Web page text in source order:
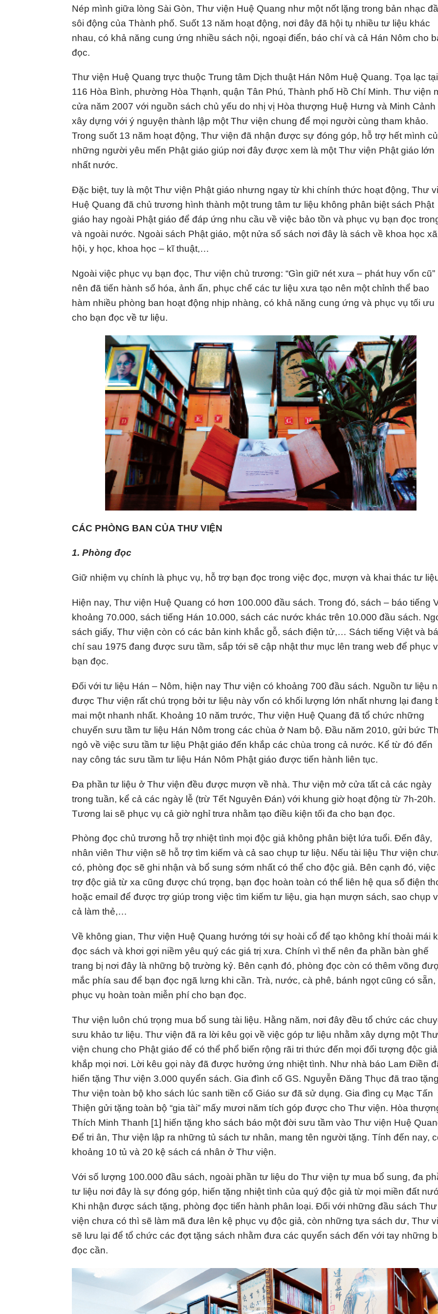
Nép mình giữa lòng Sài Gòn, Thư viện Huệ Quang như một nốt lặng trong bản nhạc
sôi động của Thành phố. Suốt 13 năm hoạt động, nơi đây đã hội tụ nhiều tư liệu khác
nhau, có khả năng cung ứng nhiều sách nội, ngoại điển, báo chí và cả Hán Nôm cho
đọc.
Thư viện Huệ Quang trực thuộc Trung tâm Dịch thuật Hán Nôm Huệ Quang. Tọa lạc tại
116 Hòa Bình, phường Hòa Thạnh, quận Tân Phú, Thành phố Hồ Chí Minh. Thư viện
cửa năm 2007 với nguồn sách chủ yếu do nhị vị Hòa thượng Huệ Hưng và Minh Cảnh
xây dựng với ý nguyện thành lập một Thư viện chung để mọi người cùng tham khảo.
Trong suốt 13 năm hoạt động, Thư viện đã nhận được sự đóng góp, hỗ trợ hết mình
những người yêu mến Phật giáo giúp nơi đây được xem là một Thư viện Phật giáo lớn
nhất nước.
Đặc biệt, tuy là một Thư viện Phật giáo nhưng ngay từ khi chính thức hoạt động, Thư
Huệ Quang đã chủ trương hình thành một trung tâm tư liệu không phân biệt sách Phật
giáo hay ngoài Phật giáo để đáp ứng nhu cầu về việc bảo tồn và phục vụ bạn đọc
và ngoài nước. Ngoài sách Phật giáo, một nửa số sách nơi đây là sách về khoa học xã
hội, y học, khoa học – kĩ thuật,…
Ngoài việc phục vụ bạn đọc, Thư viện chủ trương: “Gìn giữ nét xưa – phát huy vốn cũ”
nên đã tiến hành số hóa, ảnh ấn, phục chế các tư liệu xưa tạo nên một chỉnh thể bao
hàm nhiều phòng ban hoạt động nhịp nhàng, có khả năng cung ứng và phục vụ tối ưu
cho bạn đọc về tư liệu.
CÁC PHÒNG BAN CỦA THƯ VIỆN
1. Phòng đọc
Giữ nhiệm vụ chính là phục vụ, hỗ trợ bạn đọc trong việc đọc, mượn và khai thác tư
Hiện nay, Thư viện Huệ Quang có hơn 100.000 đầu sách. Trong đó, sách – báo tiếng
khoảng 70.000, sách tiếng Hán 10.000, sách các nước khác trên 10.000 đầu sách.
sách giấy, Thư viện còn có các bản kinh khắc gỗ, sách điện tử,… Sách tiếng Việt và
chí sau 1975 đang được sưu tầm, sắp tới sẽ cập nhật thư mục lên trang web để phục
bạn đọc.
Đối với tư liệu Hán – Nôm, hiện nay Thư viện có khoảng 700 đầu sách. Nguồn tư liệu
được Thư viện rất chú trọng bởi tư liệu này vốn có khối lượng lớn nhất nhưng lại đang
mai một nhanh nhất. Khoảng 10 năm trước, Thư viện Huệ Quang đã tổ chức những
chuyến sưu tầm tư liệu Hán Nôm trong các chùa ở Nam bộ. Đầu năm 2010, gửi bức
ngỏ về việc sưu tầm tư liệu Phật giáo đến khắp các chùa trong cả nước. Kể từ đó đến
nay công tác sưu tầm tư liệu Hán Nôm Phật giáo được tiến hành liên tục.
Đa phần tư liệu ở Thư viện đều được mượn về nhà. Thư viện mở cửa tất cả các ngày
trong tuần, kể cả các ngày lễ (trừ Tết Nguyên Đán) với khung giờ hoạt động từ 7h-20h.
Tương lai sẽ phục vụ cả giờ nghỉ trưa nhằm tạo điều kiện tối đa cho bạn đọc.
Phòng đọc chủ trương hỗ trợ nhiệt tình mọi độc giả không phân biệt lứa tuổi. Đến đây,
nhân viên Thư viện sẽ hỗ trợ tìm kiếm và cả sao chụp tư liệu. Nếu tài liệu Thư viện
có, phòng đọc sẽ ghi nhận và bổ sung sớm nhất có thể cho độc giả. Bên cạnh đó, việc
trợ độc giả từ xa cũng được chú trọng, bạn đọc hoàn toàn có thể liên hệ qua số điện
hoặc email để được trợ giúp trong việc tìm kiếm tư liệu, gia hạn mượn sách, sao chụp
cả làm thẻ,…
Về không gian, Thư viện Huệ Quang hướng tới sự hoài cổ để tạo không khí thoải mái
đọc sách và khơi gợi niềm yêu quý các giá trị xưa. Chính vì thế nên đa phần bàn ghế
trang bị nơi đây là những bộ trường kỷ. Bên cạnh đó, phòng đọc còn có thêm võng
mắc phía sau để bạn đọc ngã lưng khi cần. Trà, nước, cà phê, bánh ngọt cũng có sẵn,
phục vụ hoàn toàn miễn phí cho bạn đọc.
Thư viện luôn chú trọng mua bổ sung tài liệu. Hằng năm, nơi đây đều tổ chức các
sưu khảo tư liệu. Thư viện đã ra lời kêu gọi về việc góp tư liệu nhằm xây dựng một Thư
viện chung cho Phật giáo để có thể phổ biến rộng rãi tri thức đến mọi đối tượng độc
khắp mọi nơi. Lời kêu gọi này đã được hưởng ứng nhiệt tình. Như nhà báo Lam Điền
hiến tặng Thư viện 3.000 quyển sách. Gia đình cố GS. Nguyễn Đăng Thục đã trao tặng
Thư viện toàn bộ kho sách lúc sanh tiền cố Giáo sư đã sử dụng. Gia đìng cụ Mạc Tấn
Thiện gửi tặng toàn bộ “gia tài” mấy mươi năm tích góp được cho Thư viện. Hòa
Thích Minh Thanh [1] hiến tặng kho sách báo một đời sưu tầm vào Thư viện Huệ
Để tri ân, Thư viện lập ra những tủ sách tư nhân, mang tên người tặng. Tính đến nay,
khoảng 10 tủ và 20 kệ sách cá nhân ở Thư viện.
Với số lượng 100.000 đầu sách, ngoài phần tư liệu do Thư viện tự mua bổ sung, đa
tư liệu nơi đây là sự đóng góp, hiến tặng nhiệt tình của quý độc giả từ mọi miền đất
Khi nhận được sách tặng, phòng đọc tiến hành phân loại. Đối với những đầu sách Thư
viện chưa có thì sẽ làm mã đưa lên kệ phục vụ độc giả, còn những tựa sách dư, Thư
sẽ lưu lại để tổ chức các đợt tặng sách nhằm đưa các quyển sách đến với tay những
đọc cần.